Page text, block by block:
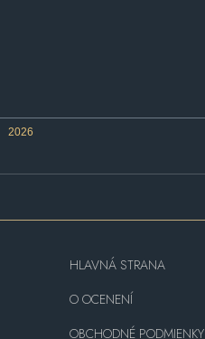
2026
HLAVNÁ STRANA
O OCENENÍ
OBCHODNÉ PODMIENKY